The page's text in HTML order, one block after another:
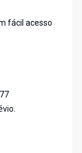
fácil acesso